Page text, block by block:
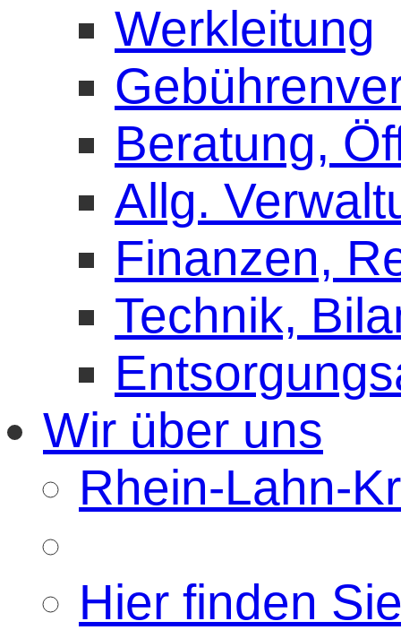
Werkleitung
Beratung,
Allg.
Finanzen,
Technik,
Wir über uns
Rhein-Lahn-
Hier finden